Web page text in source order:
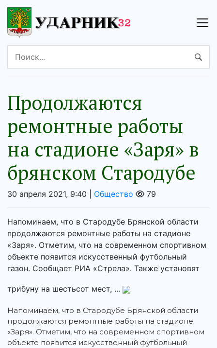
Продолжаются
ремонтные работы
на стадионе «Заря» в
брянском Стародубе
30 апреля 2021, 9:40 | Общество 79
Напоминаем, что в Стародубе Брянской области
продолжаются ремонтные работы на стадионе
«Заря». Отметим, что на современном спортивном
объекте появится искусственный футбольный
газон. Сообщает РИА «Стрела». Также установят
трибуну на шестьсот мест, ...
Напоминаем, что в Стародубе Брянской области
продолжаются ремонтные работы на стадионе
«Заря». Отметим, что на современном спортивном
объекте появится искусственный футбольный